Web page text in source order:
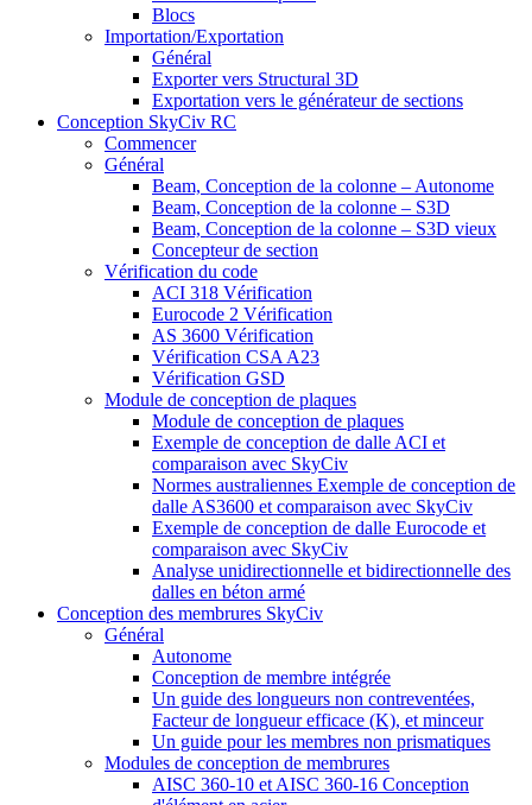
Blocs
Importation/Exportation
Général
Exporter vers Structural 3D
Exportation vers le générateur de sections
Conception SkyCiv RC
Commencer
Général
Beam, Conception de la colonne – Autonome
Beam, Conception de la colonne – S3D
Beam, Conception de la colonne – S3D vieux
Concepteur de section
Vérification du code
ACI 318 Vérification
Eurocode 2 Vérification
AS 3600 Vérification
Vérification CSA A23
Vérification GSD
Module de conception de plaques
Module de conception de plaques
Exemple de conception de dalle ACI et
comparaison avec SkyCiv
Normes australiennes Exemple de conception de
dalle AS3600 et comparaison avec SkyCiv
Exemple de conception de dalle Eurocode et
comparaison avec SkyCiv
Analyse unidirectionnelle et bidirectionnelle des
dalles en béton armé
Conception des membrures SkyCiv
Général
Autonome
Conception de membre intégrée
Un guide des longueurs non contreventées,
Facteur de longueur efficace (K), et minceur
Un guide pour les membres non prismatiques
Modules de conception de membrures
AISC 360-10 et AISC 360-16 Conception